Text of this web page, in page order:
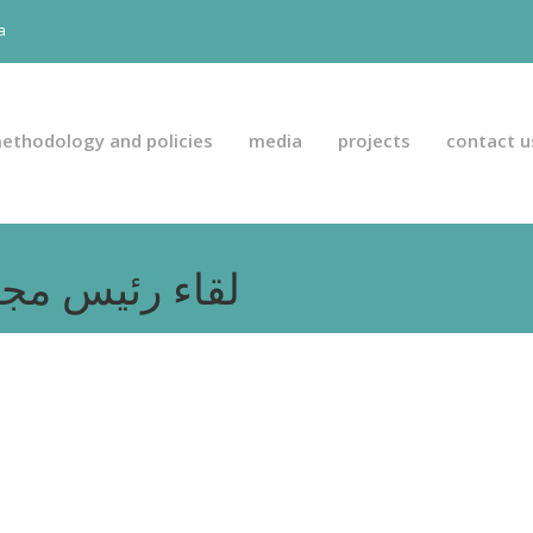
and policies media projects contact
(العربية) لقاء